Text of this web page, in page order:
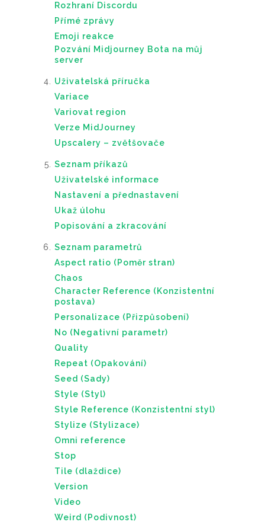
Rozhraní Discordu
Přímé zprávy
Emoji reakce
Pozvání Midjourney Bota na můj
server
Uživatelská příručka
Variace
Variovat region
Verze MidJourney
Upscalery – zvětšovače
Seznam příkazů
Uživatelské informace
Nastavení a přednastavení
Ukaž úlohu
Popisování a zkracování
Seznam parametrů
Aspect ratio (Poměr stran)
Chaos
Character Reference (Konzistentní
postava)
Personalizace (Přizpůsobení)
No (Negativní parametr)
Quality
Repeat (Opakování)
Seed (Sady)
Style (Styl)
Style Reference (Konzistentní styl)
Stylize (Stylizace)
Omni reference
Stop
Tile (dlaždice)
Version
Video
Weird (Podivnost)